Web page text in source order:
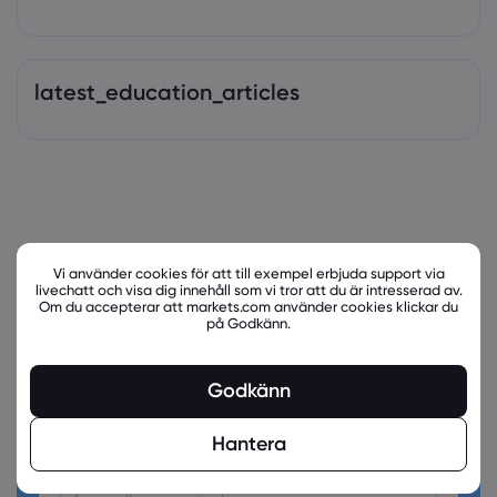
latest_education_articles
Skapa ett konto!
Vi använder cookies för att till exempel erbjuda support via
livechatt och visa dig innehåll som vi tror att du är intresserad av.
Om du accepterar att markets.com använder cookies klickar du
på Godkänn.
Godkänn
Hantera